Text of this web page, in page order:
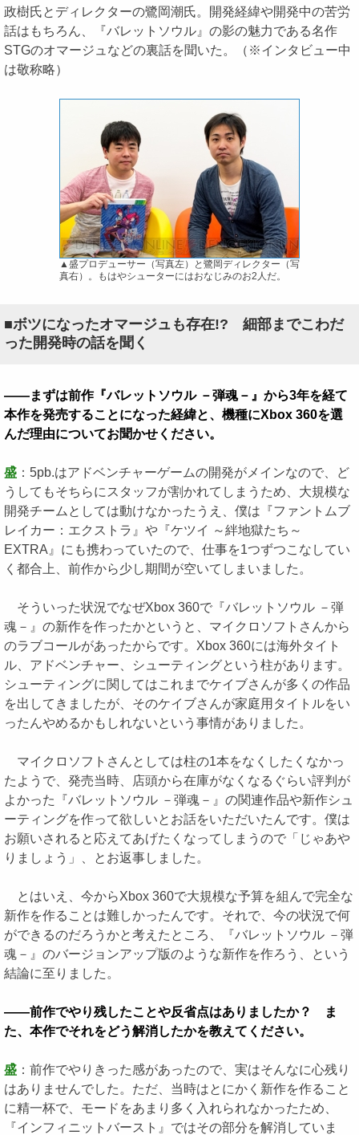
政樹氏とディレクターの鷺岡潮氏。開発経緯や開発中の苦労
話はもちろん、『バレットソウル』の影の魅力である名作
STGのオマージュなどの裏話を聞いた。（※インタビュー中
は敬称略）
▲盛プロデューサー（写真左）と鷺岡ディレクター（写
真右）。もはやシューターにはおなじみのお2人だ。
■ボツになったオマージュも存在!? 細部までこわだ
った開発時の話を聞く
――まずは前作『バレットソウル －弾魂－』から3年を経て
本作を発売することになった経緯と、機種にXbox 360を選
んだ理由についてお聞かせください。
盛 ：5pb.はアドベンチャーゲームの開発がメインなので、ど
うしてもそちらにスタッフが割かれてしまうため、大規模な
開発チームとしては動けなかったうえ、僕は『ファントムブ
レイカー：エクストラ』や『ケツイ ～絆地獄たち～
EXTRA』にも携わっていたので、仕事を1つずつこなしてい
く都合上、前作から少し期間が空いてしまいました。
そういった状況でなぜXbox 360で『バレットソウル －弾
魂－』の新作を作ったかというと、マイクロソフトさんから
のラブコールがあったからです。Xbox 360には海外タイト
ル、アドベンチャー、シューティングという柱があります。
シューティングに関してはこれまでケイブさんが多くの作品
を出してきましたが、そのケイブさんが家庭用タイトルをい
ったんやめるかもしれないという事情がありました。
マイクロソフトさんとしては柱の1本をなくしたくなかっ
たようで、発売当時、店頭から在庫がなくなるぐらい評判が
よかった『バレットソウル －弾魂－』の関連作品や新作シュ
ーティングを作って欲しいとお話をいただいたんです。僕は
お願いされると応えてあげたくなってしまうので「じゃあや
りましょう」、とお返事しました。
とはいえ、今からXbox 360で大規模な予算を組んで完全な
新作を作ることは難しかったんです。それで、今の状況で何
ができるのだろうかと考えたところ、『バレットソウル －弾
魂－』のバージョンアップ版のような新作を作ろう、という
結論に至りました。
――前作でやり残したことや反省点はありましたか？ ま
た、本作でそれをどう解消したかを教えてください。
盛 ：前作でやりきった感があったので、実はそんなに心残り
はありませんでした。ただ、当時はとにかく新作を作ること
に精一杯で、モードをあまり多く入れられなかったため、
『インフィニットバースト』ではその部分を解消していま